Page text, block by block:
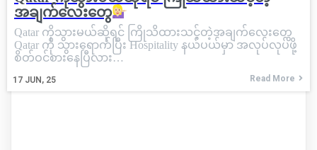
အချက်လေးတွေ
17 JUN, 25
Qatar ကိုသွားမယ်ဆိုရင် ကြိုသိထားသင့်တဲ့အချက်လေးတွေ
Qatar ကို သွားရောက်ပြီး Hospitality နယ်ပယ်မှာ အလုပ်လုပ်ဖို့
စိတ်ဝင်စားနေပြီလား…
Read More